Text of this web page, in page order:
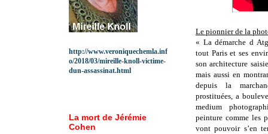
Le pionnier de la
« La démarche d
tout Paris et ses
son architecture
mais aussi en
depuis la
prostituées, a
medium
peinture comme les
vont pouvoir s’en
http://www.veroniquechemla.inf
o/2018/03/mireille-knoll-victime-
dun-assassinat.html
La mort de Jérémie
Cohen